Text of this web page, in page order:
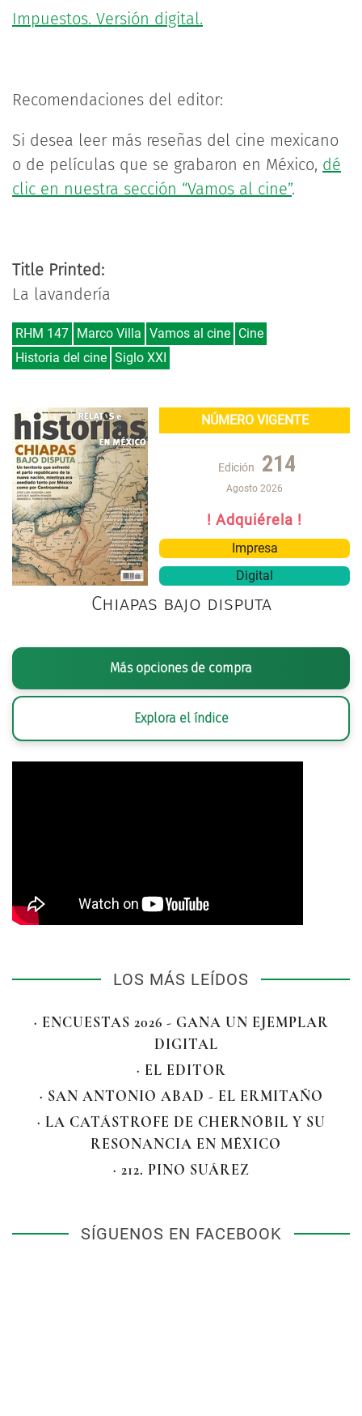
Impuestos. Versión digital.
Recomendaciones del editor:
Si desea leer más reseñas del cine mexicano
o de películas que se grabaron en México, dé
clic en nuestra sección “Vamos al cine”.
Title Printed:
La lavandería
RHM 147 Marco Villa Vamos al cine Cine
Historia del cine Siglo XXI
NÚMERO VIGENTE
Edición 214
Agosto 2026
! Adquiérela !
Impresa
Digital
Chiapas bajo disputa
Más opciones de compra
Explora el índice
LOS MÁS LEÍDOS
· ENCUESTAS 2026 - GANA UN EJEMPLAR
DIGITAL
· EL EDITOR
· SAN ANTONIO ABAD - EL ERMITAÑO
· LA CATÁSTROFE DE CHERNÓBIL Y SU
RESONANCIA EN MÉXICO
· 212. PINO SUÁREZ
SÍGUENOS EN FACEBOOK